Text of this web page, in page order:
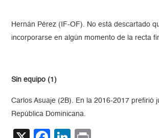
Hernán Pérez (IF-OF). No está descartado
incorporarse en algún momento de la recta
Sin equipo (1)
Carlos Asuaje (2B). En la 2016-2017 prefirió
República Dominicana.